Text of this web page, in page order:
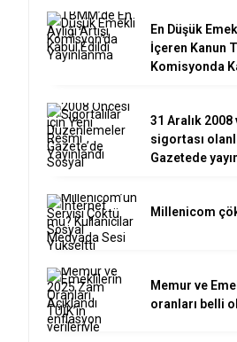
En Düşük
İçeren Kanun
Komisyonda
31 Aralık
sigortası
Gazetede
Millenicom
Memur ve
oranları belli